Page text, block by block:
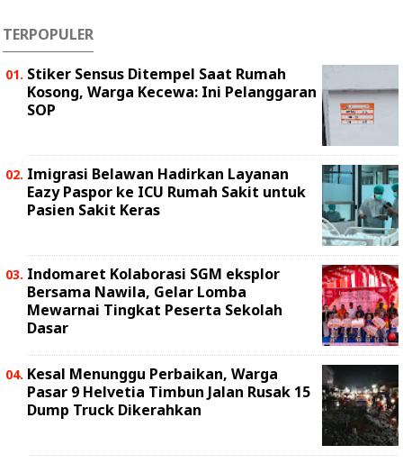
TERPOPULER
Stiker Sensus Ditempel Saat Rumah
Kosong, Warga Kecewa: Ini Pelanggaran
SOP
Imigrasi Belawan Hadirkan Layanan
Eazy Paspor ke ICU Rumah Sakit untuk
Pasien Sakit Keras
Indomaret Kolaborasi SGM eksplor
Bersama Nawila, Gelar Lomba
Mewarnai Tingkat Peserta Sekolah
Dasar
Kesal Menunggu Perbaikan, Warga
Pasar 9 Helvetia Timbun Jalan Rusak 15
Dump Truck Dikerahkan